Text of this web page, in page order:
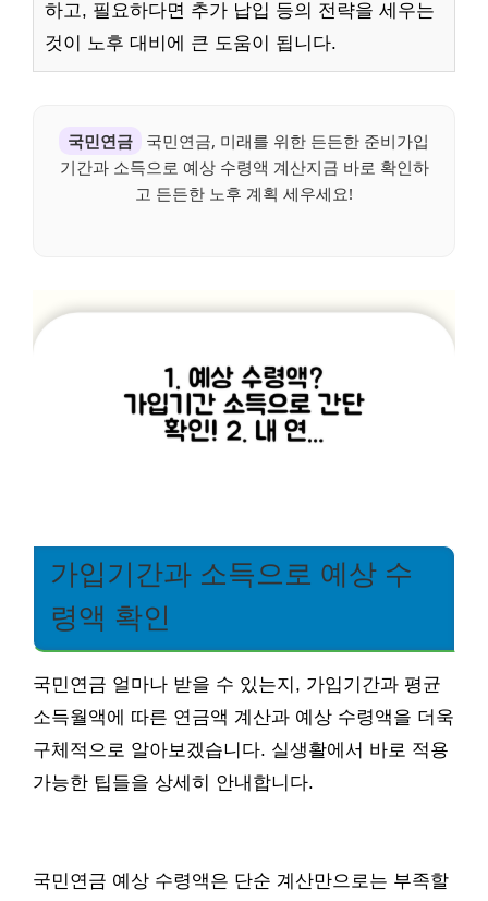
하고, 필요하다면 추가 납입 등의 전략을 세우는
것이 노후 대비에 큰 도움이 됩니다.
국민연금
국민연금, 미래를 위한 든든한 준비가입
기간과 소득으로 예상 수령액 계산지금 바로 확인하
고 든든한 노후 계획 세우세요!
가입기간과 소득으로 예상 수
령액 확인
국민연금 얼마나 받을 수 있는지, 가입기간과 평균
소득월액에 따른 연금액 계산과 예상 수령액을 더욱
구체적으로 알아보겠습니다. 실생활에서 바로 적용
가능한 팁들을 상세히 안내합니다.
국민연금 예상 수령액은 단순 계산만으로는 부족할